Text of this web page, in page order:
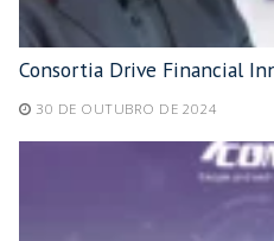
Consortia Drive Financial
30 DE OUTUBRO DE 2024